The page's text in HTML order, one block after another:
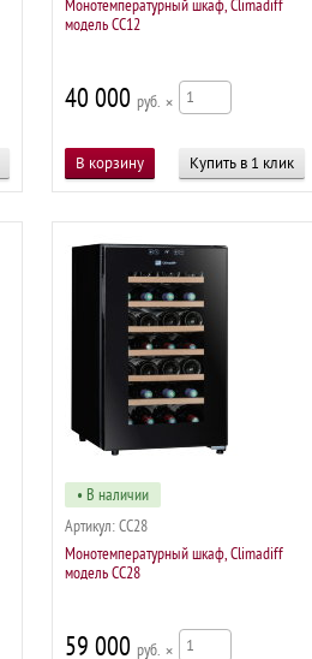
Монотемпературный шкаф, Climadiff
модель CC12
40 000 р ×
Купить в 1 клик
• В наличии
Артикул: CC28
Монотемпературный шкаф, Climadiff
модель CC28
59 000 р ×